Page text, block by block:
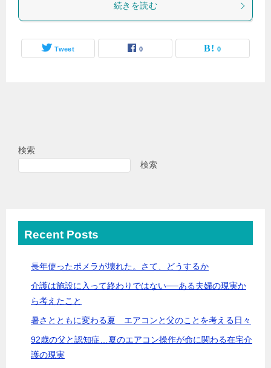
続きを読む
Tweet 0 0
検索
検索
Recent Posts
長年使ったポメラが壊れた。さて、どうするか
介護は施設に入って終わりではない──ある夫婦の現実か
ら考えたこと
暑さとともに変わる夏 エアコンと父のことを考える日々
92歳の父と認知症…夏のエアコン操作が命に関わる在宅介
護の現実